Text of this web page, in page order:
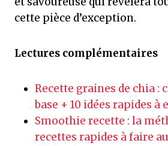
cette pièce d’exception.
Lectures complémentaires
Recette graines de chia :
base + 10 idées rapides à
Smoothie recette : la
recettes rapides à faire